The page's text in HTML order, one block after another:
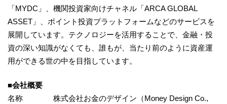
「MYDC」、機関投資家向けチャネル「ARCA GLOBAL
ASSET」、ポイント投資プラットフォームなどのサービスを
展開しています。テクノロジーを活用することで、金融・投
資の深い知識がなくても、誰もが、当たり前のように資産運
用ができる世の中を目指しています。
■会社概要
名称 株式会社お金のデザイン（Money Design Co.,